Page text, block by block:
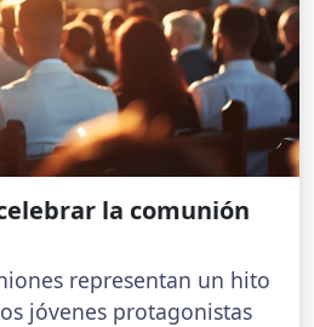
la comunión
representan un hito
jóvenes protagonistas